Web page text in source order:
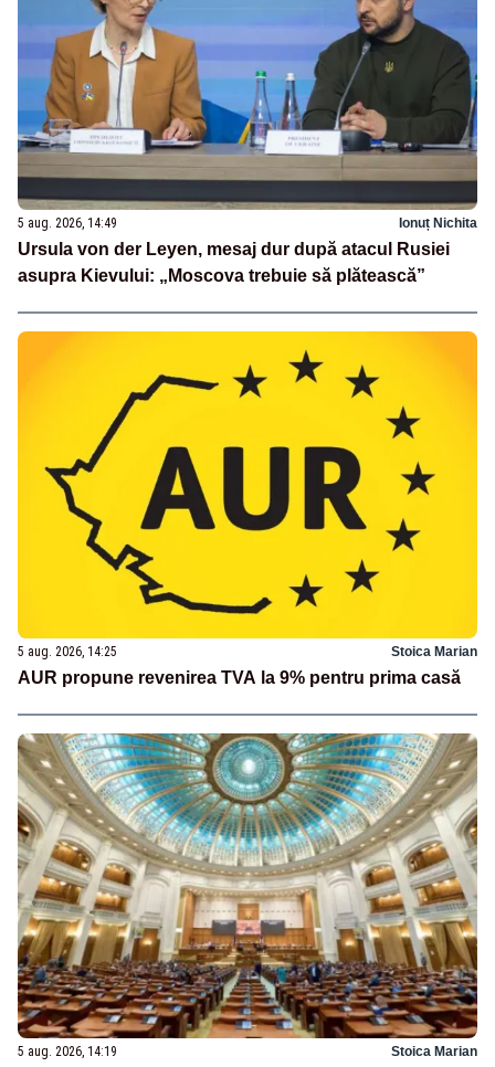
5 aug. 2026, 14:49 Ionuț Nichita
Ursula von der Leyen, mesaj dur după atacul Rusiei
asupra Kievului: „Moscova trebuie să plătească”
5 aug. 2026, 14:25 Stoica Marian
AUR propune revenirea TVA la 9% pentru prima casă
5 aug. 2026, 14:19 Stoica Marian